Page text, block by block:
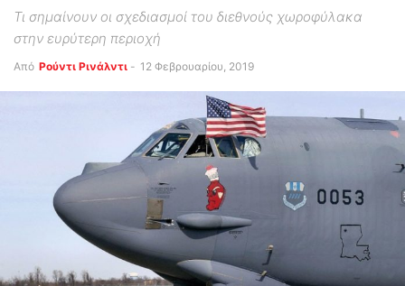
Τι σημαίνουν οι σχεδιασμοί του διεθνούς χωροφύλακα
στην ευρύτερη περιοχή
Από Ρούντι Ρινάλντι - 12 Φεβρουαρίου, 2019